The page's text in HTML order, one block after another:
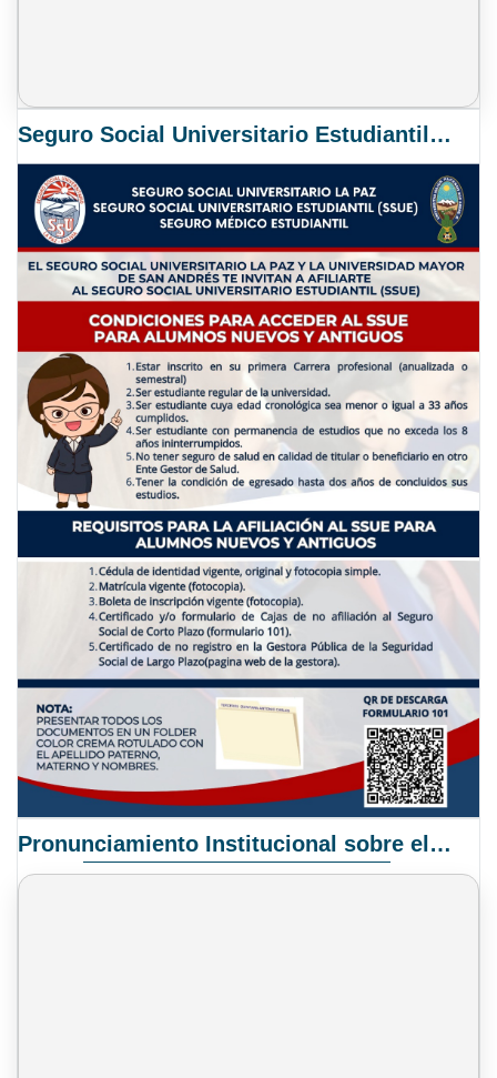
Seguro Social Universitario Estudiantil SSUE
Pronunciamiento Institucional sobre el Proyecto de Ley N° 068/2025-2026 C.S.